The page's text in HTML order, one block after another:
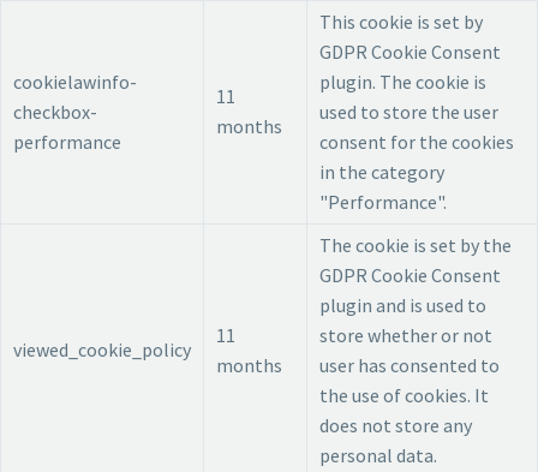
cookielawinfo-
checkbox-
performance
11
months
This cookie is set by
GDPR Cookie Consent
plugin. The cookie is
used to store the user
consent for the cookies
in the category
"Performance".
viewed_cookie_policy
11
months
The cookie is set by the
GDPR Cookie Consent
plugin and is used to
store whether or not
user has consented to
the use of cookies. It
does not store any
personal data.